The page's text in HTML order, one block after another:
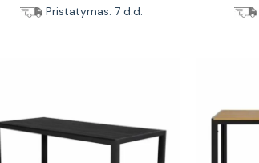
Pristatymas: 7 d.d.